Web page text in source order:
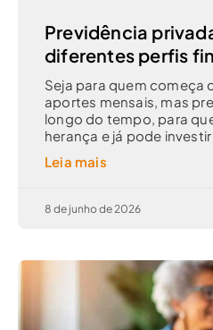
Previdência
diferentes perfis
Seja para quem começa
aportes mensais, mas
longo do tempo, para
herança e já pode
Leia mais
8 de junho de 2026